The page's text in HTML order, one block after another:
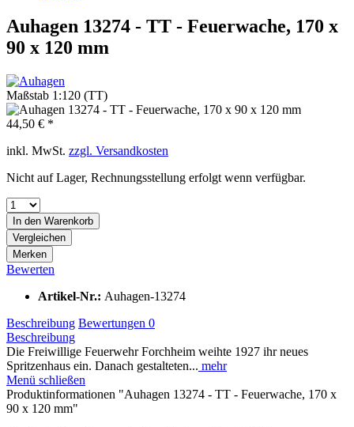
Auhagen 13274 - TT - Feuerwache, 170 x
90 x 120 mm
Maßstab 1:120 (TT)
44,50 € *
inkl. MwSt. zzgl. Versandkosten
Nicht auf Lager, Rechnungsstellung erfolgt wenn verfügbar.
In den Warenkorb
Vergleichen
Merken
Bewerten
Artikel-Nr.: Auhagen-13274
Beschreibung Bewertungen 0
Beschreibung
Die Freiwillige Feuerwehr Forchheim weihte 1927 ihr neues
Spritzenhaus ein. Danach gestalteten... mehr
Menü schließen
Produktinformationen "Auhagen 13274 - TT - Feuerwache, 170 x
90 x 120 mm"